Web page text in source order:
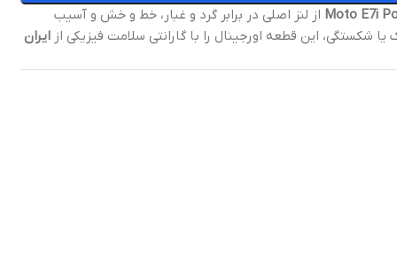
از لنز اصلی در برابر گرد و غبار، خط و خش و آسیب
شکستگی، این قطعه اورجینال را با گارانتی سلامت فیزیکی از ایران